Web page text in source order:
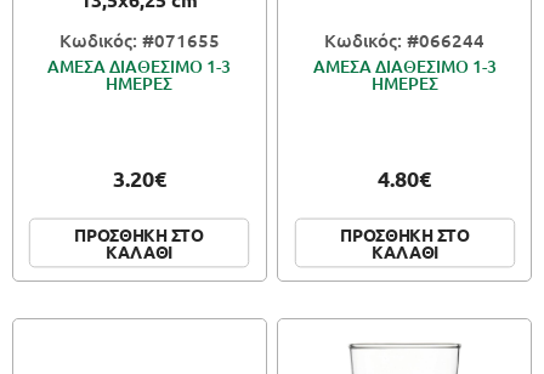
ΣΥΣΚΕΥΑΣΙΑ
Κωδικός: #071655
ΑΜΕΣΑ ΔΙΑΘΕΣΙΜΟ 1-3
ΗΜΕΡΕΣ
3.20€
ΠΡΟΣΘΗΚΗ ΣΤΟ
ΚΑΛΑΘΙ
Κωδικός: #066244
ΑΜΕΣΑ ΔΙΑΘΕΣΙΜΟ 1-3
ΗΜΕΡΕΣ
4.80€
ΠΡΟΣΘΗΚΗ ΣΤΟ
ΚΑΛΑΘΙ